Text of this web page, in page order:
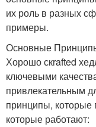
их роль в разных
примеры.
Основные
Хорошо скrafted
ключевыми
привлекательным
принципы, которые
которые работают: